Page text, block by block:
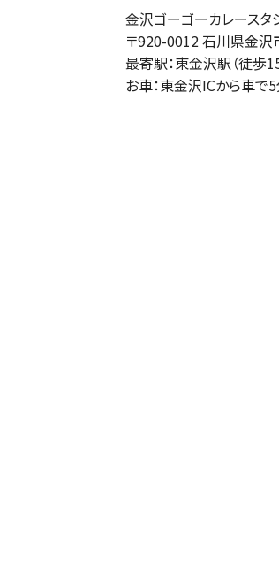
金沢ゴーゴーカレースタ
〒920-0012 ⽯川県⾦
最寄駅：東金沢駅（徒歩
お車：東金沢ICから車で